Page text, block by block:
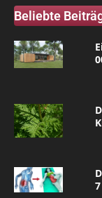
Beliebte